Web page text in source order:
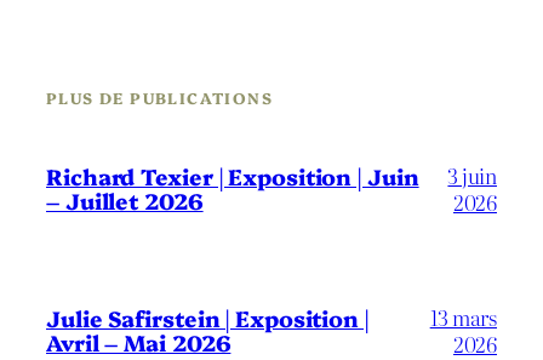
PLUS DE PUBLICATIONS
Richard Texier | Exposition | Juin
– Juillet 2026
3 juin
2026
Julie Safirstein | Exposition |
Avril – Mai 2026
13 mars
2026